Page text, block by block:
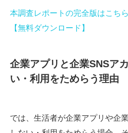
本調査レポートの完全版はこちら
【無料ダウンロード】
企業アプリと企業SNSア
い・利用をためらう理由
では、生活者が企業アプリや企